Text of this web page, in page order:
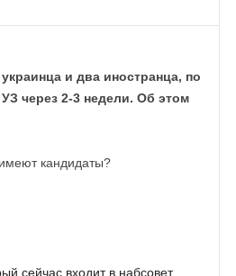
и два иностранца, по
через 2-3 недели. Об этом
кандидаты?
сейчас входит в набсовет